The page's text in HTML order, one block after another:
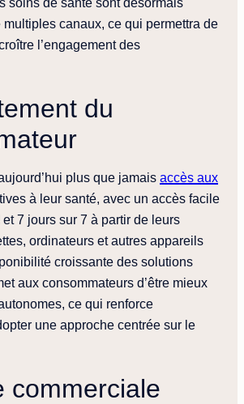
soins de santé sont désormais
canaux, ce qui permettra de
l’engagement des
du
plus que jamais accès aux
à leur santé, avec un accès facile
7 jours sur 7 à partir de leurs
ordinateurs et autres appareils
croissante des solutions
aux consommateurs d’être mieux
ce qui renforce
une approche centrée sur le
commerciale